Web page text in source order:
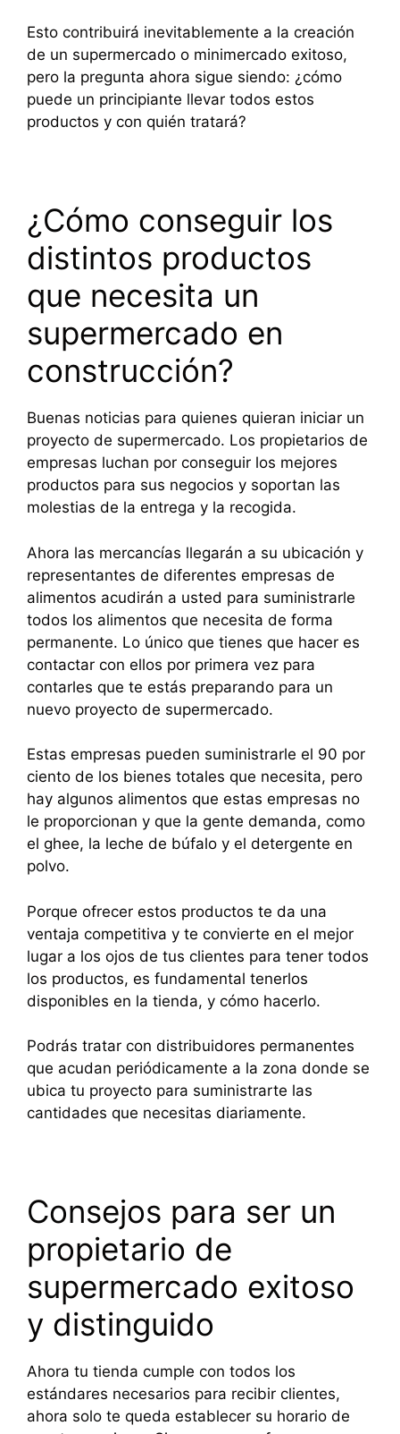
Esto contribuirá inevitablemente a la creación
de un supermercado o minimercado exitoso,
pero la pregunta ahora sigue siendo: ¿cómo
puede un principiante llevar todos estos
productos y con quién tratará?
¿Cómo conseguir los
distintos productos
que necesita un
supermercado en
construcción?
Buenas noticias para quienes quieran iniciar un
proyecto de supermercado. Los propietarios de
empresas luchan por conseguir los mejores
productos para sus negocios y soportan las
molestias de la entrega y la recogida.
Ahora las mercancías llegarán a su ubicación y
representantes de diferentes empresas de
alimentos acudirán a usted para suministrarle
todos los alimentos que necesita de forma
permanente. Lo único que tienes que hacer es
contactar con ellos por primera vez para
contarles que te estás preparando para un
nuevo proyecto de supermercado.
Estas empresas pueden suministrarle el 90 por
ciento de los bienes totales que necesita, pero
hay algunos alimentos que estas empresas no
le proporcionan y que la gente demanda, como
el ghee, la leche de búfalo y el detergente en
polvo.
Porque ofrecer estos productos te da una
ventaja competitiva y te convierte en el mejor
lugar a los ojos de tus clientes para tener todos
los productos, es fundamental tenerlos
disponibles en la tienda, y cómo hacerlo.
Podrás tratar con distribuidores permanentes
que acudan periódicamente a la zona donde se
ubica tu proyecto para suministrarte las
cantidades que necesitas diariamente.
Consejos para ser un
propietario de
supermercado exitoso
y distinguido
Ahora tu tienda cumple con todos los
estándares necesarios para recibir clientes,
ahora solo te queda establecer su horario de